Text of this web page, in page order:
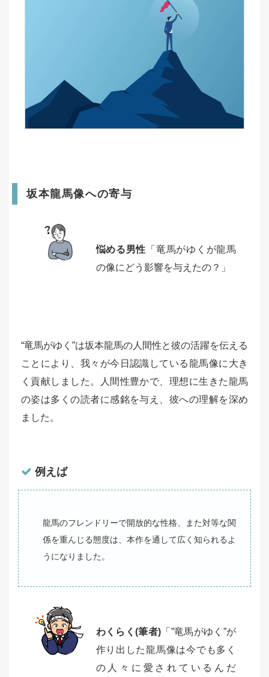
坂本龍馬像への寄与
悩める男性 「竜馬がゆくが龍馬
の像にどう影響を与えたの？」
“竜馬がゆく”は坂本龍馬の人間性と彼の活躍を伝える
ことにより、我々が今日認識している龍馬像に大き
く貢献しました。人間性豊かで、理想に生きた龍馬
の姿は多くの読者に感銘を与え、彼への理解を深め
ました。
例えば
龍馬のフレンドリーで開放的な性格、また対等な関
係を重んじる態度は、本作を通して広く知られるよ
うになりました。
わくらく(筆者)「”竜馬がゆく”が
作り出した龍馬像は今でも多く
の人々に愛されているんだ